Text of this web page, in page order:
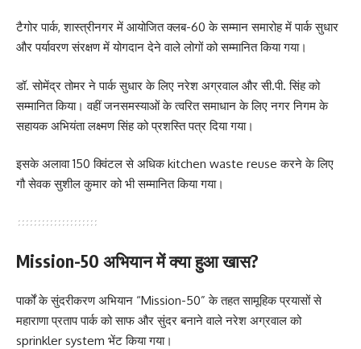
टैगोर पार्क, शास्त्रीनगर में आयोजित क्लब-60 के सम्मान समारोह में पार्क सुधार
और पर्यावरण संरक्षण में योगदान देने वाले लोगों को सम्मानित किया गया।
डॉ. सोमेंद्र तोमर ने पार्क सुधार के लिए नरेश अग्रवाल और सी.पी. सिंह को
सम्मानित किया। वहीं जनसमस्याओं के त्वरित समाधान के लिए नगर निगम के
सहायक अभियंता लक्ष्मण सिंह को प्रशस्ति पत्र दिया गया।
इसके अलावा 150 क्विंटल से अधिक kitchen waste reuse करने के लिए
गौ सेवक सुशील कुमार को भी सम्मानित किया गया।
Mission-50 अभियान में क्या हुआ खास?
पार्कों के सुंदरीकरण अभियान “Mission-50” के तहत सामूहिक प्रयासों से
महाराणा प्रताप पार्क को साफ और सुंदर बनाने वाले नरेश अग्रवाल को
sprinkler system भेंट किया गया।